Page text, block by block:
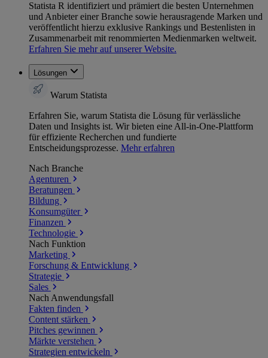
Statista R identifiziert und prämiert die besten Unternehmen
und Anbieter einer Branche sowie herausragende Marken und
veröffentlicht hierzu exklusive Rankings und Bestenlisten in
Zusammenarbeit mit renommierten Medienmarken weltweit.
Erfahren Sie mehr auf unserer Website.
Lösungen
Warum Statista
Erfahren Sie, warum Statista die Lösung für verlässliche
Daten und Insights ist. Wir bieten eine All-in-One-Plattform
für effiziente Recherchen und fundierte
Entscheidungsprozesse. Mehr erfahren
Nach Branche
Agenturen
Beratungen
Bildung
Konsumgüter
Finanzen
Technologie
Nach Funktion
Marketing
Forschung & Entwicklung
Strategie
Sales
Nach Anwendungsfall
Fakten finden
Content stärken
Pitches gewinnen
Märkte verstehen
Strategien entwickeln